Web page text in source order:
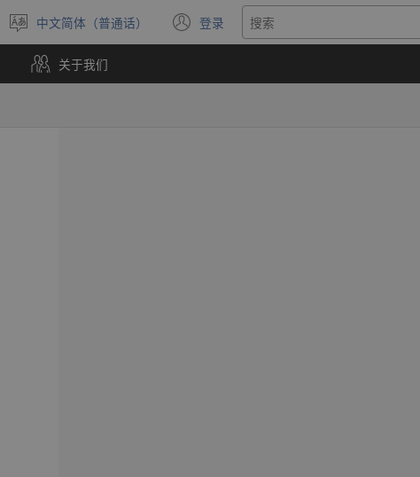
选
择
语
言
中文简体（普通话） 登录
（打
开
窗
关于我们